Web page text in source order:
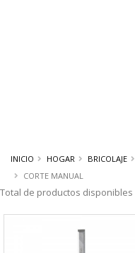
INICIO HOGAR BRICOLAJE
CORTE MANUAL
Total de productos disponibles